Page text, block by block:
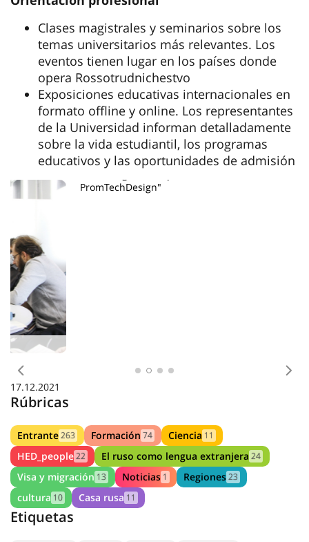
Clases magistrales y seminarios sobre los
temas universitarios más relevantes. Los
eventos tienen lugar en los países donde
opera Rossotrudnichestvo
Exposiciones educativas internacionales en
formato offline y online. Los representantes
de la Universidad informan detalladamente
sobre la vida estudiantil, los programas
educativos y las oportunidades de admisión
Clase magistral. Espacio "Punto de Ebullición -
PromTechDesign"
Anterior
17.12.2021
Rúbricas
Entrante263 Formación 74 Ciencia 11
HED_people22 El ruso como lengua extranjera 24
Visa y migración 13 Noticias 1 Regiones23
cultura 10 Casa rusa 11
Etiquetas